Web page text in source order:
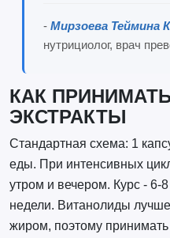
- Мирзоева Теймина
нутрициолог, врач
КАК
ЭКСТРАКТЫ
Стандартная схема: 1
еды. При интенсивных
утром и вечером. Курс - 6-
недели. Витанолиды
жиром, поэтому